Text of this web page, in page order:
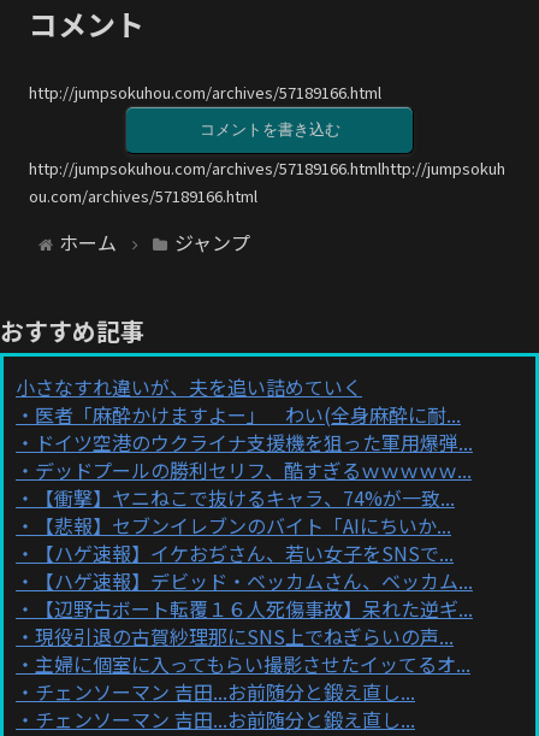
コメント
http://jumpsokuhou.com/archives/57189166.html
コメントを書き込む
http://jumpsokuhou.com/archives/57189166.htmlhttp://jumpsokuh
ou.com/archives/57189166.html
ホーム ジャンプ
おすすめ記事
小さなすれ違いが、夫を追い詰めていく
医者「麻酔かけますよー」 わい(全身麻酔に耐...
ドイツ空港のウクライナ支援機を狙った軍用爆弾...
デッドプールの勝利セリフ、酷すぎるｗｗｗｗｗ...
【衝撃】ヤニねこで抜けるキャラ、74%が一致...
【悲報】セブンイレブンのバイト「AIにちいか...
【ハゲ速報】イケおぢさん、若い女子をSNSで...
【ハゲ速報】デビッド・ベッカムさん、ベッカム...
【辺野古ボート転覆１６人死傷事故】呆れた逆ギ...
現役引退の古賀紗理那にSNS上でねぎらいの声...
主婦に個室に入ってもらい撮影させたイッてるオ...
チェンソーマン 吉田...お前随分と鍛え直し...
チェンソーマン 吉田...お前随分と鍛え直し...